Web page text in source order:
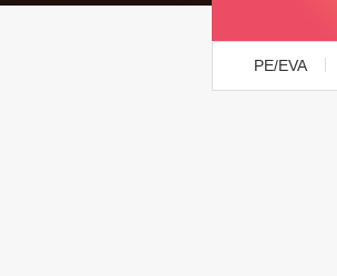
PE/EVA